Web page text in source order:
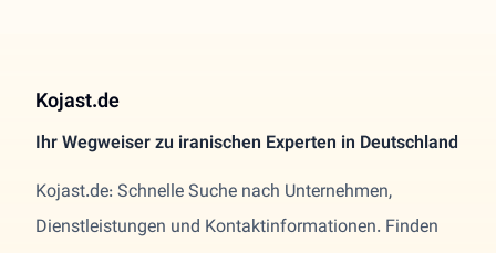
Kojast.de
Ihr Wegweiser zu iranischen Experten in Deutschland
Kojast.de: Schnelle Suche nach Unternehmen,
Dienstleistungen und Kontaktinformationen. Finden